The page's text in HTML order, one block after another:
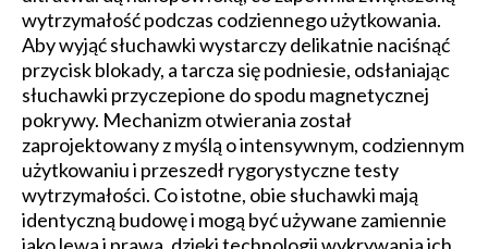
wytrzymałość podczas codziennego użytkowania.
Aby wyjąć słuchawki wystarczy delikatnie naciśnąć
przycisk blokady, a tarcza się podniesie, odsłaniając
słuchawki przyczepione do spodu magnetycznej
pokrywy. Mechanizm otwierania został
zaprojektowany z myślą o intensywnym, codziennym
użytkowaniu i przeszedł rygorystyczne testy
wytrzymałości. Co istotne, obie słuchawki mają
identyczną budowę i mogą być używane zamiennie